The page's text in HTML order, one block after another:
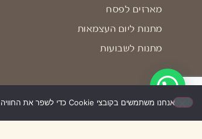
מארזים לפסח
מתנות ליום העצמאות
מתנות לשבועות
אנחנו משתמשים בקובצי Cookie כדי לשפר את החוויה שלך באתר. באישור השימוש – האתר יעבוד בצורה הטובה ביותר עבורך. אם לא תאשר/י, ייתכן שחלק מהאפשרויות לא יפעלו.